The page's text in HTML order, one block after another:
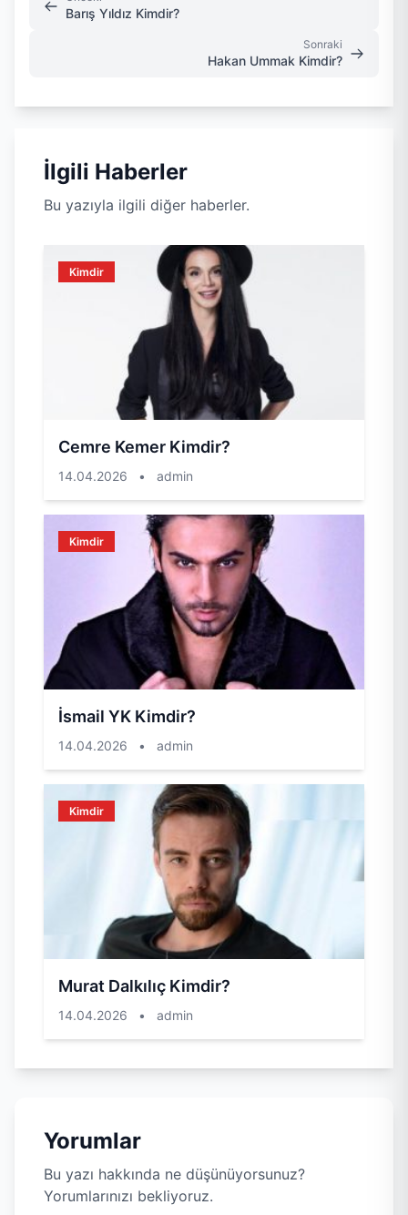
Barış Yıldız Kimdir?
Sonraki
Hakan Ummak Kimdir?
İlgili Haberler
Bu yazıyla ilgili diğer haberler.
Kimdir
Cemre Kemer Kimdir?
14.04.2026 • admin
Kimdir
İsmail YK Kimdir?
14.04.2026 • admin
Kimdir
Murat Dalkılıç Kimdir?
14.04.2026 • admin
Yorumlar
Bu yazı hakkında ne düşünüyorsunuz?
Yorumlarınızı bekliyoruz.